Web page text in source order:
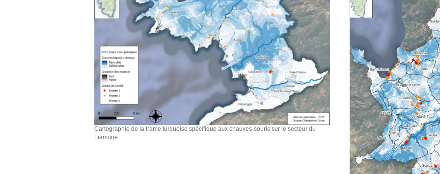
Cartographie de la trame turquoise spécifique aux chauves-souris sur le secteur du
Liamone